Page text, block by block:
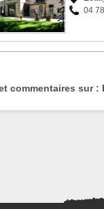
04
commentaires sur :